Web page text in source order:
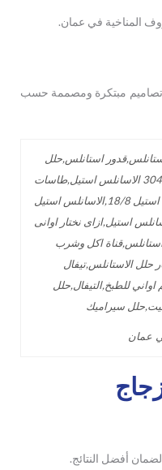
المناخية في عمان.
تصاميم مبتكرة ومصممة حسب
عمان
أفضل النتائج.